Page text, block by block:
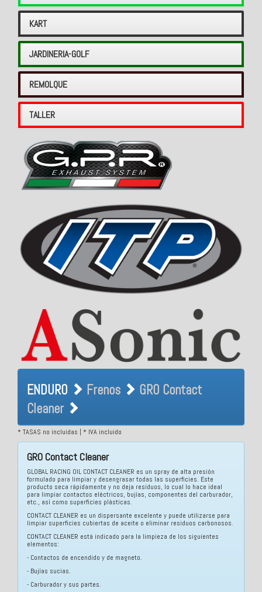
KART
JARDINERIA-GOLF
REMOLQUE
TALLER
ENDURO Frenos GRO
Contact Cleaner
ENDURO Frenos
GRO Contact
Cleaner
* TASAS no incluidas | * IVA incluido
GRO Contact Cleaner
GLOBAL RACING OIL CONTACT CLEANER es un spray de alta presión
formulado para limpiar y desengrasar todas las superficies. Este
producto seca rápidamente y no deja residuos, lo cual lo hace ideal
para limpiar contactos eléctricos, bujías, componentes del carburador,
etc., así como superficies plásticas.
CONTACT CLEANER es un dispersante excelente y puede utilizarse para
limpiar superficies cubiertas de aceite o eliminar residuos carbonosos.
CONTACT CLEANER está indicado para la limpieza de los siguientes
elementos:
- Contactos de encendido y de magneto.
- Bujías sucias.
- Carburador y sus partes.